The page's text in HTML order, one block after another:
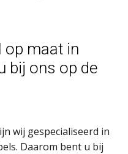
op maat in
bij ons op de
wij gespecialiseerd in
Daarom bent u bij